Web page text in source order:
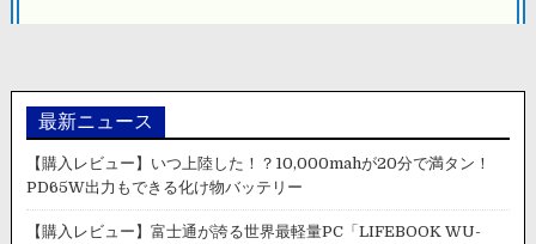
最新ニュース
【購入レビュー】いつ上陸した！？10,000mahが20分で満タン！
PD65W出力もできる化け物バッテリー
【購入レビュー】富士通が誇る世界最軽量PC「LIFEBOOK WU-